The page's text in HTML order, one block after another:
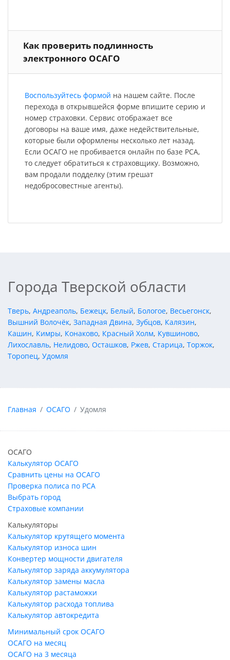
Как проверить подлинность
электронного ОСАГО
Воспользуйтесь формой на нашем сайте. После
перехода в открывшейся форме впишите серию и
номер страховки. Сервис отображает все
договоры на ваше имя, даже недействительные,
которые были оформлены несколько лет назад.
Если ОСАГО не пробивается онлайн по базе РСА,
то следует обратиться к страховщику. Возможно,
вам продали подделку (этим грешат
недобросовестные агенты).
Города Тверской области
Тверь, Андреаполь, Бежецк, Белый, Бологое, Весьегонск,
Вышний Волочёк, Западная Двина, Зубцов, Калязин,
Кашин, Кимры, Конаково, Красный Холм, Кувшиново,
Лихославль, Нелидово, Осташков, Ржев, Старица, Торжок,
Торопец, Удомля
Главная ОСАГО Удомля
ОСАГО
Калькулятор ОСАГО
Сравнить цены на ОСАГО
Проверка полиса по РСА
Выбрать город
Страховые компании
Калькуляторы
Калькулятор крутящего момента
Калькулятор износа шин
Конвертер мощности двигателя
Калькулятор заряда аккумулятора
Калькулятор замены масла
Калькулятор растаможки
Калькулятор расхода топлива
Калькулятор автокредита
Минимальный срок ОСАГО
ОСАГО на месяц
ОСАГО на 3 месяца